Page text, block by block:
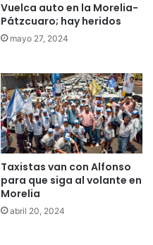
Vuelca auto en la Morelia-
Pátzcuaro; hay heridos
mayo 27, 2024
Taxistas van con Alfonso
para que siga al volante en
Morelia
abril 20, 2024